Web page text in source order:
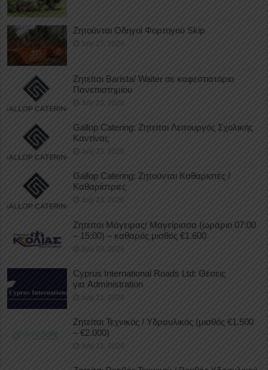
Ζητούνται Οδηγοί Φορτηγού Skip
July 27, 2026
Ζητείται Barista/ Waiter σε καφεστιατόριο
Πανεπιστημίου
July 23, 2026
Gallop Catering: Ζητείται Λειτουργός Σχολικής
Καντίνας
July 23, 2026
Gallop Catering: Ζητούνται Καθαριστές /
Καθαρίστριες
July 23, 2026
Ζητείται Μάγειρας/ Μαγείρισσα (ωράριο 07:00
– 15:00) – καθαρός μισθός €1.600
July 23, 2026
Cyprus International Roads Ltd: Θέσεις
για Administration
July 21, 2026
Ζητείται Τεχνικός / Υδραυλικός (μισθός €1.500
– €2.000)
July 21, 2026